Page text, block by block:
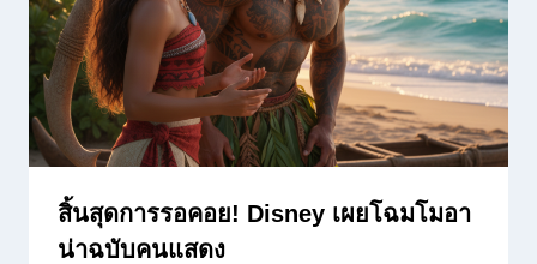
สิ้นสุดการรอคอย! Disney เผยโฉมโมอา
น่าฉบับคนแสดง